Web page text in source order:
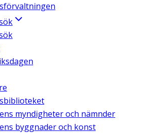
myndigheter och nämnder
byggnader och konst